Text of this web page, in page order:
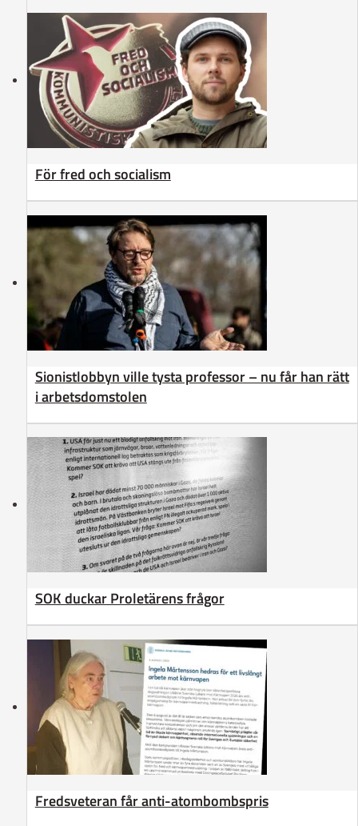
För fred och socialism
Sionistlobbyn ville tysta professor – nu får han rätt
i arbetsdomstolen
SOK duckar Proletärens frågor
Fredsveteran får anti-atombombspris